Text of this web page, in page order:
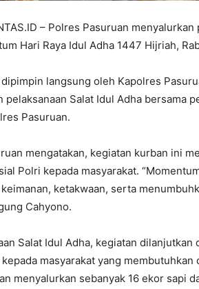
– Polres Pasuruan
Hari Raya Idul Adha 1447 Hijriah,
langsung oleh Kapolres
pelaksanaan Salat Idul Adha bersama
Pasuruan.
mengatakan, kegiatan kurban ini
Polri kepada masyarakat.
ketakwaan, serta
Cahyono.
Salat Idul Adha, kegiatan
masyarakat yang
menyalurkan sebanyak 16 ekor sapi